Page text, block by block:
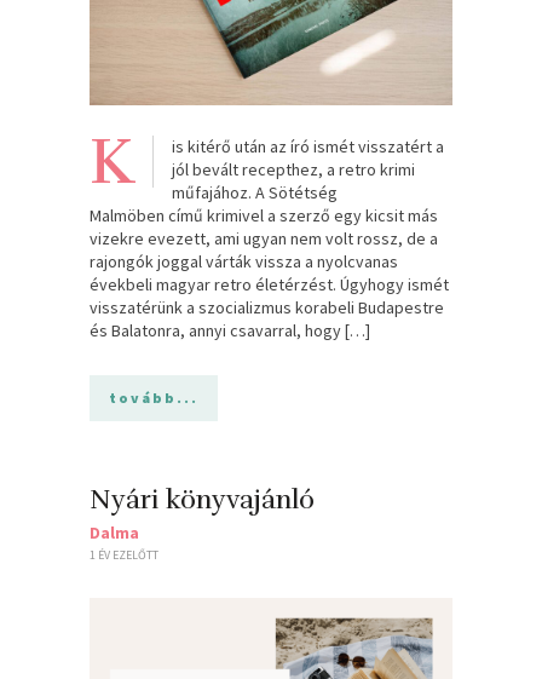
K
is kitérő után az író ismét visszatért a
jól bevált recepthez, a retro krimi
műfajához. A Sötétség
Malmöben című krimivel a szerző egy kicsit más
vizekre evezett, ami ugyan nem volt rossz, de a
rajongók joggal várták vissza a nyolcvanas
évekbeli magyar retro életérzést. Úgyhogy ismét
visszatérünk a szocializmus korabeli Budapestre
és Balatonra, annyi csavarral, hogy […]
tovább...
Nyári könyvajánló
Dalma
1 ÉV EZELŐTT